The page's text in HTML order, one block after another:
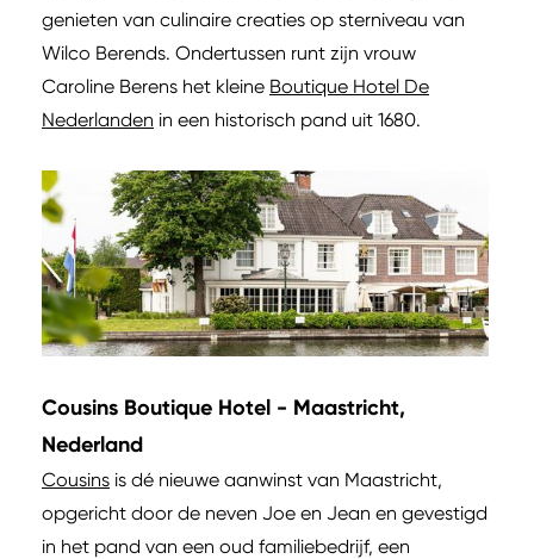
genieten van culinaire creaties op sterniveau van
Wilco Berends. Ondertussen runt zijn vrouw
Caroline Berens het kleine Boutique Hotel De
Nederlanden in een historisch pand uit 1680.
Cousins Boutique Hotel - Maastricht,
Nederland
Cousins is dé nieuwe aanwinst van Maastricht,
opgericht door de neven Joe en Jean en gevestigd
in het pand van een oud familiebedrijf, een